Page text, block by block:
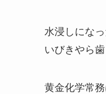
水浸しにな
いびきやら
黄金化学常